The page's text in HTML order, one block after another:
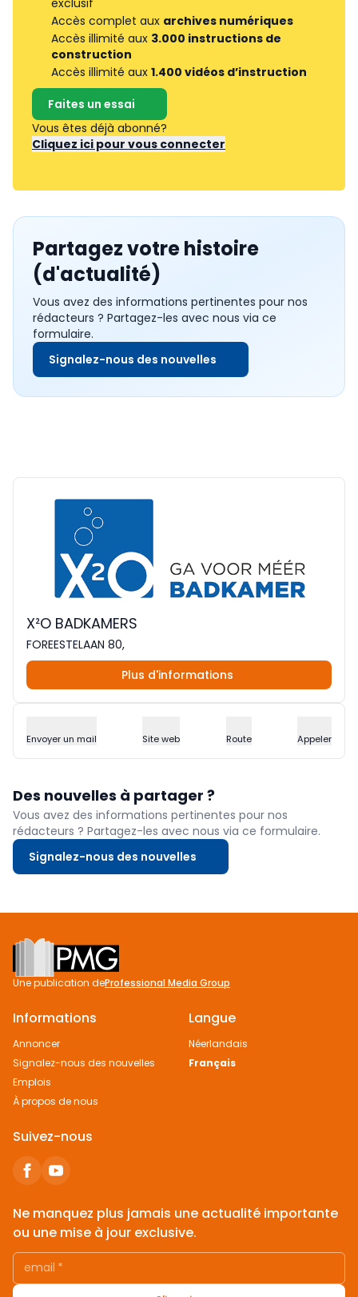
Accès complet aux archives numériques
Accès illimité aux 3.000 instructions de
construction
Accès illimité aux 1.400 vidéos d’instruction
Faites un essai
Vous êtes déjà abonné?
Cliquez ici pour vous connecter
Partagez votre histoire
(d'actualité)
Vous avez des informations pertinentes pour nos
rédacteurs ? Partagez-les avec nous via ce
formulaire.
Signalez-nous des nouvelles
X²O BADKAMERS
FOREESTELAAN 80,
Plus d'informations
Envoyer un mail Site web Route Appeler
Des nouvelles à partager ?
Vous avez des informations pertinentes pour nos
rédacteurs ? Partagez-les avec nous via ce formulaire.
Signalez-nous des nouvelles
Footer
Une publication deProfessional Media Group
Informations
Annoncer
Signalez-nous des nouvelles
Emplois
À propos de nous
Langue
Néerlandais
Français
Suivez-nous
Ne manquez plus jamais une actualité importante
ou une mise à jour exclusive.
email *